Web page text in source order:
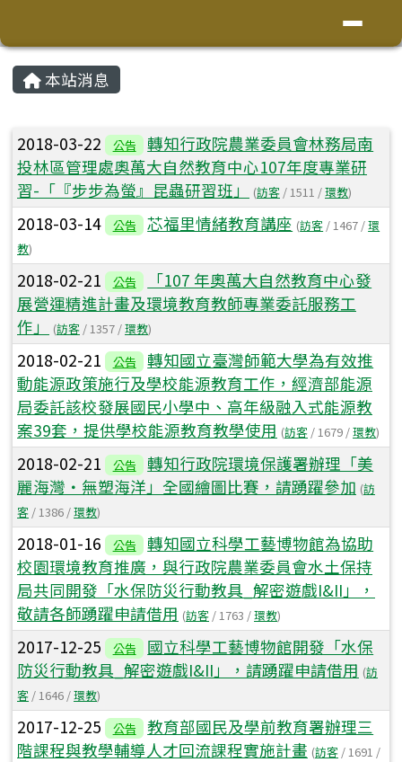
主內容區域
本站消息
文章列表
2018-03-22 公告
轉知行政院農業委員會林務局南
投林區管理處奧萬大自然教育中心107年度專業研
習-「『步步為螢』昆蟲研習班」
(訪客 / 1511 /環教)
2018-03-14 公告 芯福里情緒教育講座 (訪客 / 1467 /環
教)
2018-02-21 公告
「107 年奧萬大自然教育中心發
展營運精進計畫及環境教育教師專業委託服務工
作」
(訪客 / 1357 /環教)
2018-02-21 公告
轉知國立臺灣師範大學為有效推
動能源政策施行及學校能源教育工作，經濟部能源
局委託該校發展國民小學中、高年級融入式能源教
案39套，提供學校能源教育教學使用 (訪客 / 1679 /環教)
2018-02-21 公告
轉知行政院環境保護署辦理「美
麗海灣‧無塑海洋」全國繪圖比賽，請踴躍參加 (訪
客 / 1386 /環教)
2018-01-16 公告
轉知國立科學工藝博物館為協助
校園環境教育推廣，與行政院農業委員會水土保持
局共同開發「水保防災行動教具_解密遊戲I&II」，
敬請各師踴躍申請借用 (訪客 / 1763 /環教)
2017-12-25 公告
國立科學工藝博物館開發「水保
防災行動教具_解密遊戲I&II」，請踴躍申請借用 (訪
客 / 1646 /環教)
2017-12-25 公告
教育部國民及學前教育署辦理三
階課程與教學輔導人才回流課程實施計畫 (訪客 / 1691 /
頁尾區域